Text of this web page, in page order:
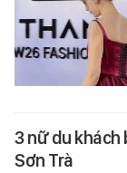
3 nữ du khách
Sơn Trà